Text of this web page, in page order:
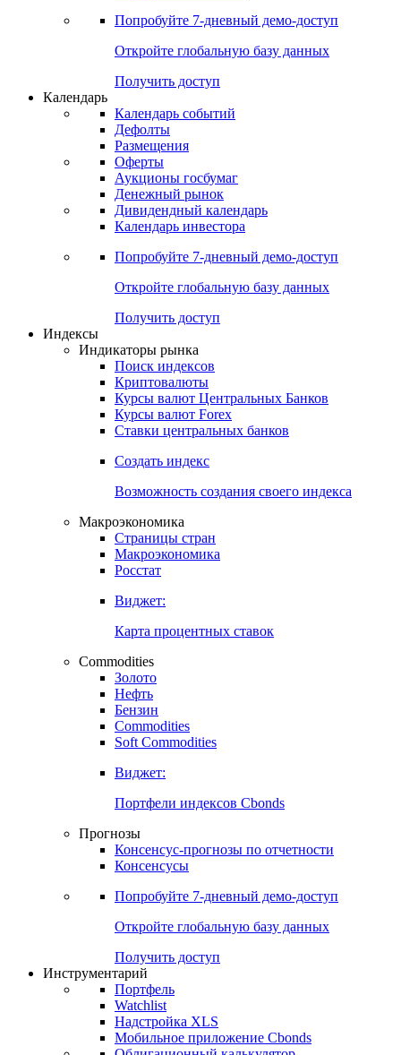
Попробуйте 7-дневный демо-доступ
Откройте глобальную базу данных
Получить доступ
Календарь
Календарь событий
Дефолты
Размещения
Оферты
Аукционы госбумаг
Денежный рынок
Дивидендный календарь
Календарь инвестора
Попробуйте 7-дневный демо-доступ
Откройте глобальную базу данных
Получить доступ
Индексы
Индикаторы рынка
Поиск индексов
Криптовалюты
Курсы валют Центральных Банков
Курсы валют Forex
Ставки центральных банков
Создать индекс
Возможность создания своего индекса
Макроэкономика
Страницы стран
Макроэкономика
Росстат
Виджет:
Карта процентных ставок
Commodities
Золото
Нефть
Бензин
Commodities
Soft Commodities
Виджет:
Портфели индексов Cbonds
Прогнозы
Консенсус-прогнозы по отчетности
Консенсусы
Попробуйте 7-дневный демо-доступ
Откройте глобальную базу данных
Получить доступ
Инструментарий
Портфель
Watchlist
Надстройка XLS
Мобильное приложение Cbonds